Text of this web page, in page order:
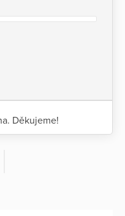
Děkujeme!